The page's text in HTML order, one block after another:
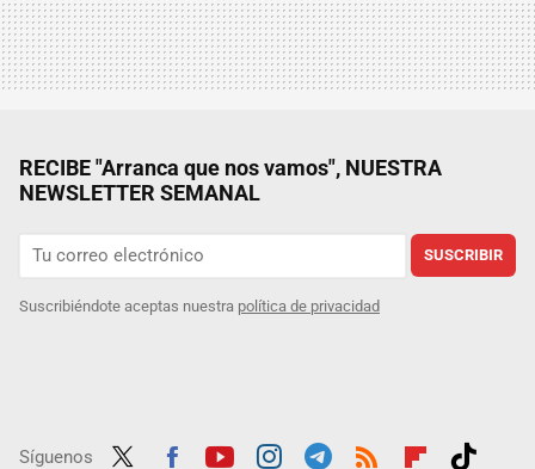
RECIBE "Arranca que nos vamos", NUESTRA
NEWSLETTER SEMANAL
SUSCRIBIR
Suscribiéndote aceptas nuestra política de privacidad
Síguenos